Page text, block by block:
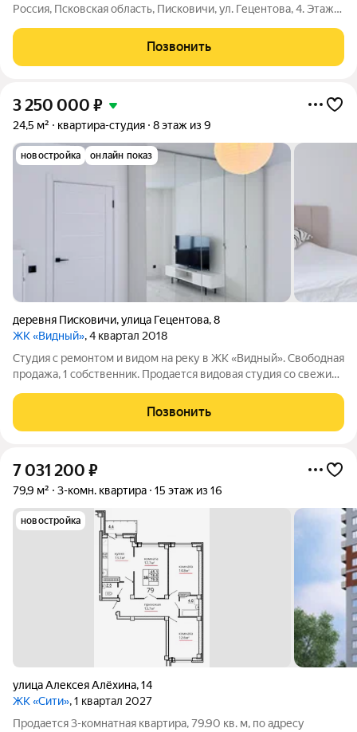
Россия, Псковская область, Писковичи, ул. Гецентова, 4. Этаж
надежного Псковского застройщика ГК «Реставрационная
мастерская»! (дата
Позвонить
3 250 000 ₽
24,5 м² квартира-студия 8 этаж из 9
новостройка онлайн показ
деревня Писковичи,улица Гецентова,8
ЖК «Видный», 4 квартал 2018
Студия с ремонтом и видом на реку в ЖК «Видный». Свободная
продажа, 1 собственник. Продается видовая студия со свежим
ЖК «Видный». Идеальный вариант как для собственного
проживания, так и для
Позвонить
7 031 200 ₽
79,9 м² 3-комн. квартира 15 этаж из 16
новостройка
улица Алексея Алёхина,14
ЖК «Сити», 1 квартал 2027
Продается 3-комнатная квартира, 79.90 кв. м, по адресу